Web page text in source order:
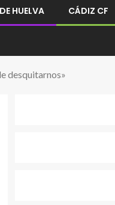
HUELVA CÁDIZ CF
desquitarnos»